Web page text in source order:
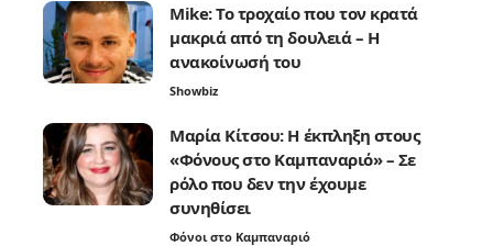
Mike: Το τροχαίο που τον κρατά
μακριά από τη δουλειά – Η
ανακοίνωσή του
Showbiz
Μαρία Κίτσου: Η έκπληξη στους
«Φόνους στο Καμπαναριό» – Σε
ρόλο που δεν την έχουμε
συνηθίσει
Φόνοι στο Καμπαναριό